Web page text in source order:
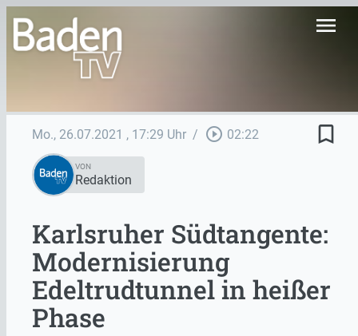
menu
Mo., 26.07.2021 , 17:29 Uhr / play_circle_outline 02:22 bookmark_border
VON
Redaktion
Karlsruher Südtangente:
Modernisierung
Edeltrudtunnel in heißer
Phase